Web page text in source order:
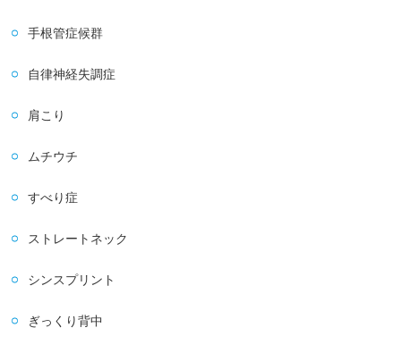
手根管症候群
自律神経失調症
肩こり
ムチウチ
すべり症
ストレートネック
シンスプリント
ぎっくり背中